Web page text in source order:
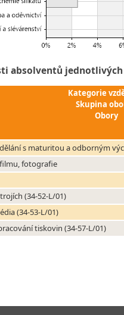
absolventů
Kategorie
Skupina
Obory
s maturitou a odborným
fotografie
(34-52-L/01)
(34-53-L/01)
tiskovin (34-57-L/01)